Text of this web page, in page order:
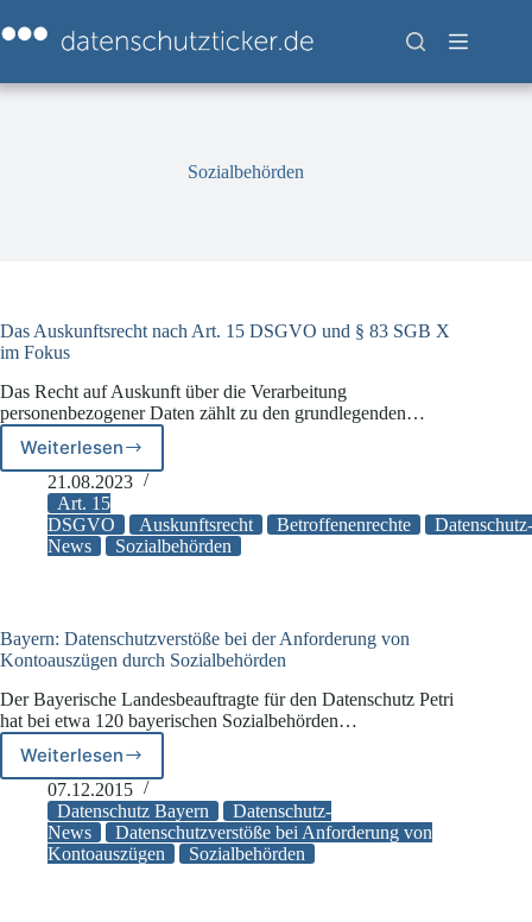
Inhalt
springen
Sozialbehörden
Das Auskunftsrecht nach Art. 15 DSGVO und § 83 SGB X
im Fokus
Das Recht auf Auskunft über die Verarbeitung
personenbezogener Daten zählt zu den grundlegenden…
Weiterlesen
Das
Auskunftsrecht
nach
Art.
15
83
SGB
im
Fokus
21.08.2023
Art. 15
DSGVO
Auskunftsrecht Betroffenenrechte
Datenschutz-
News
Sozialbehörden
Bayern: Datenschutzverstöße bei der Anforderung von
Kontoauszügen durch Sozialbehörden
Der Bayerische Landesbeauftragte für den Datenschutz Petri
hat bei etwa 120 bayerischen Sozialbehörden…
Weiterlesen
Bayern:
Datenschutzverstöße
bei
der
Anforderung
07.12.2015
Datenschutz Bayern
Datenschutz-
News
Datenschutzverstöße bei Anforderung von
Kontoauszügen
Sozialbehörden